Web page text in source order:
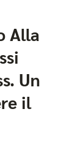
Alla
Un
il